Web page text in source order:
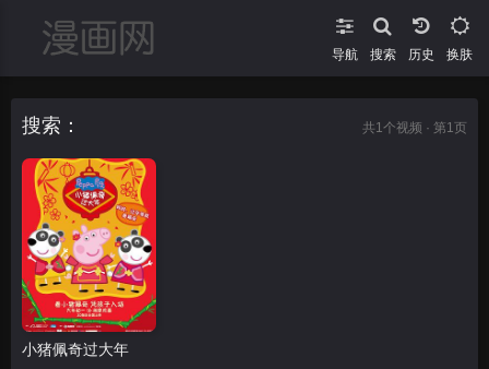
导航 搜索 换肤
搜索： 共1 个视频 · 第1页
小猪佩奇过大年